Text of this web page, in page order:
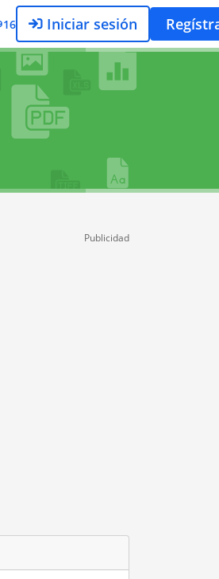
16 Iniciar sesión
Publicidad